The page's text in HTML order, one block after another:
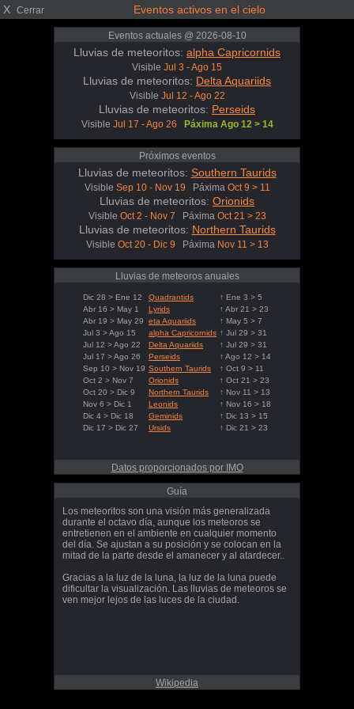
X Cerrar Eventos activos en el cielo
Eventos actuales @ 2026-08-10
Lluvias de meteoritos: alpha Capricornids
Visible Jul 3 - Ago 15
Lluvias de meteoritos: Delta Aquariids
Visible Jul 12 - Ago 22
Lluvias de meteoritos: Perseids
Visible Jul 17 - Ago 26 Páxima Ago 12 > 14
Próximos eventos
Lluvias de meteoritos: Southern Taurids
Visible Sep 10 - Nov 19 Páxima Oct 9 > 11
Lluvias de meteoritos: Orionids
Visible Oct 2 - Nov 7 Páxima Oct 21 > 23
Lluvias de meteoritos: Northern Taurids
Visible Oct 20 - Dic 9 Páxima Nov 11 > 13
Lluvias de meteoros anuales
Dic 28 > Ene 12 Quadrantids
↑ Ene 3 > 5
Abr 16 > May 1
Lyrids
↑ Abr 21 > 23
Abr 19 > May 29
eta Aquariids
↑ May 5 > 7
Jul 3 > Ago 15
alpha Capricornids ↑ Jul 29 > 31
Jul 12 > Ago 22
Delta Aquariids
↑ Jul 29 > 31
Jul 17 > Ago 26
Perseids
↑ Ago 12 > 14
Sep 10 > Nov 19 Southern Taurids
↑ Oct 9 > 11
Oct 2 > Nov 7
Orionids
↑ Oct 21 > 23
Oct 20 > Dic 9
Northern Taurids
↑ Nov 11 > 13
Nov 6 > Dic 1
Leonids
↑ Nov 16 > 18
Dic 4 > Dic 18
Geminids
↑ Dic 13 > 15
Dic 17 > Dic 27
Ursids ↑ Dic 21 > 23
Datos proporcionados por IMO
Guía
Los meteoritos son una visión más generalizada
durante el octavo día, aunque los meteoros se
entretienen en el ambiente en cualquier momento
del día. Se ajustan a su posición y se colocan en la
mitad de la parte desde el amanecer y al atardecer..
Gracias a la luz de la luna, la luz de la luna puede
dificultar la visualización. Las lluvias de meteoros se
ven mejor lejos de las luces de la ciudad.
Wikipedia